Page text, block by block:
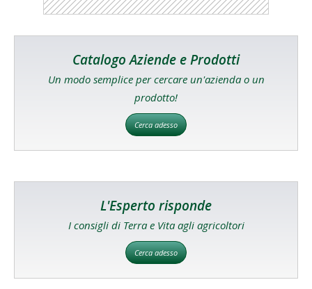
Catalogo Aziende e Prodotti
Un modo semplice per cercare un'azienda o un
prodotto!
Cerca adesso
L'Esperto risponde
I consigli di Terra e Vita agli agricoltori
Cerca adesso